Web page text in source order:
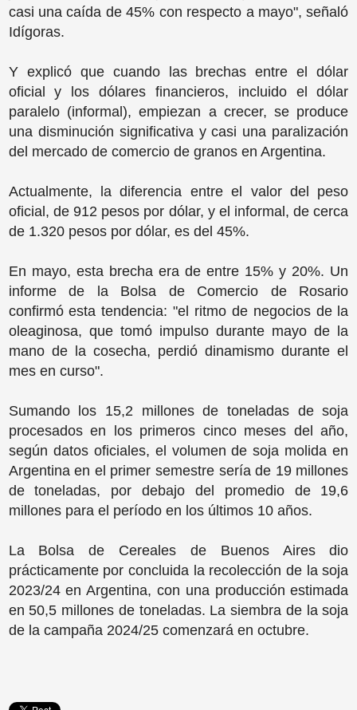
casi una caída de 45% con respecto a mayo", señaló
Idígoras.
Y explicó que cuando las brechas entre el dólar
oficial y los dólares financieros, incluido el dólar
paralelo (informal), empiezan a crecer, se produce
una disminución significativa y casi una paralización
del mercado de comercio de granos en Argentina.
Actualmente, la diferencia entre el valor del peso
oficial, de 912 pesos por dólar, y el informal, de cerca
de 1.320 pesos por dólar, es del 45%.
En mayo, esta brecha era de entre 15% y 20%. Un
informe de la Bolsa de Comercio de Rosario
confirmó esta tendencia: "el ritmo de negocios de la
oleaginosa, que tomó impulso durante mayo de la
mano de la cosecha, perdió dinamismo durante el
mes en curso".
Sumando los 15,2 millones de toneladas de soja
procesados en los primeros cinco meses del año,
según datos oficiales, el volumen de soja molida en
Argentina en el primer semestre sería de 19 millones
de toneladas, por debajo del promedio de 19,6
millones para el período en los últimos 10 años.
La Bolsa de Cereales de Buenos Aires dio
prácticamente por concluida la recolección de la soja
2023/24 en Argentina, con una producción estimada
en 50,5 millones de toneladas. La siembra de la soja
de la campaña 2024/25 comenzará en octubre.